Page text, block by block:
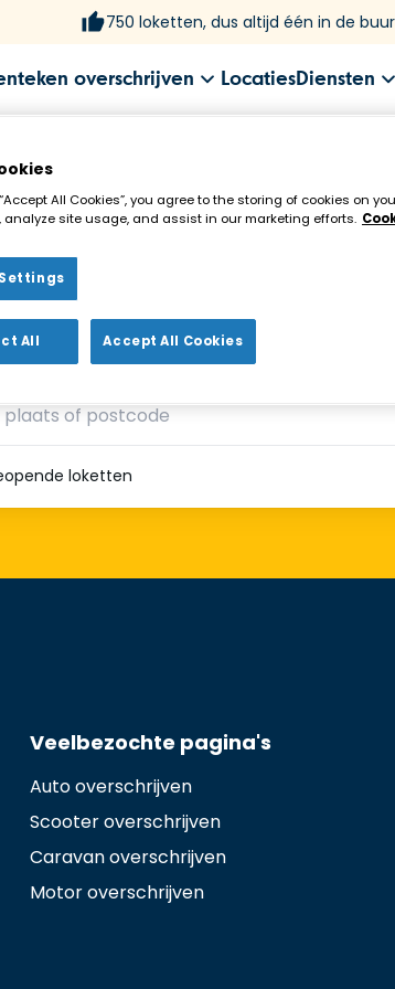
750 loketten, dus altijd één in de
overschrijven LocatiesDiensten
in de buurt!
loketten
Veelbezochte pagina's
Auto overschrijven
Scooter overschrijven
Caravan overschrijven
Motor overschrijven
All Cookies”, you agree to the storing of cookies on
site usage, and assist in our marketing efforts.
All Accept All Cookies